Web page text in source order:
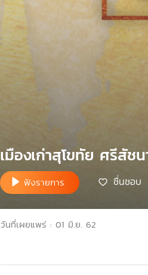
เมืองเก่าสุโขทัย ศรีสัช
ฟังรายการ ชื่นชอบ
วันที่เผยแพร่ : 01 มิ.ย. 62